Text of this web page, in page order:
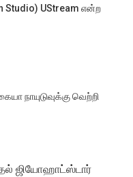
Studio) UStream என்ற
நாயுடுவுக்கு வெற்றி
ஜியோஹாட்ஸ்டார்